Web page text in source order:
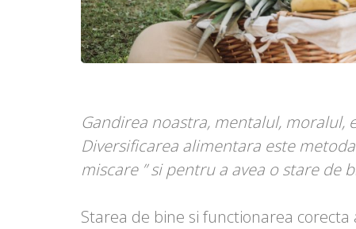
Gandirea noastra, mentalul, moralul,
Diversificarea alimentara este
miscare ” si pentru a avea o stare de
Starea de bine si functionarea